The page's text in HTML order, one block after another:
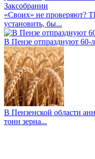
«Своих» не проверяют?
установить, бы...
В Пензе отпразднуют 60-
В Пензенской области
тонн зерна...